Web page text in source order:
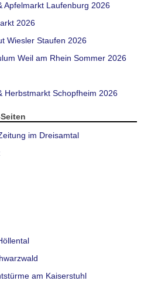
Apfelmarkt Laufenburg 2026
2026
Wiesler Staufen 2026
Weil am Rhein Sommer 2026
Herbstmarkt Schopfheim 2026
im Dreisamtal
am Kaiserstuhl